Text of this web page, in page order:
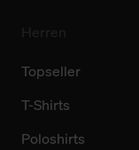
Topseller
T-Shirts
Poloshirts